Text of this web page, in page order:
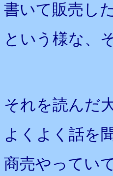
書いて販売した
という様な、
それを読んだ
よくよく話を
商売やってい